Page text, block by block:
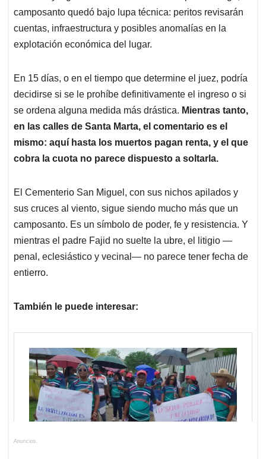
camposanto quedó bajo lupa técnica: peritos revisarán
cuentas, infraestructura y posibles anomalías en la
explotación económica del lugar.
En 15 días, o en el tiempo que determine el juez, podría
decidirse si se le prohíbe definitivamente el ingreso o si
se ordena alguna medida más drástica. Mientras tanto,
en las calles de Santa Marta, el comentario es el
mismo: aquí hasta los muertos pagan renta, y el que
cobra la cuota no parece dispuesto a soltarla.
El Cementerio San Miguel, con sus nichos apilados y
sus cruces al viento, sigue siendo mucho más que un
camposanto. Es un símbolo de poder, fe y resistencia. Y
mientras el padre Fajid no suelte la ubre, el litigio —
penal, eclesiástico y vecinal— no parece tener fecha de
entierro.
También le puede interesar:
Anuncios.